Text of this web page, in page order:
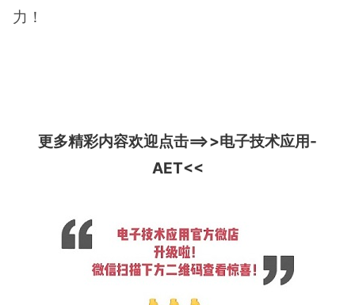
力！
更多精彩内容欢迎点击==>>电子技术应用-
AET<<